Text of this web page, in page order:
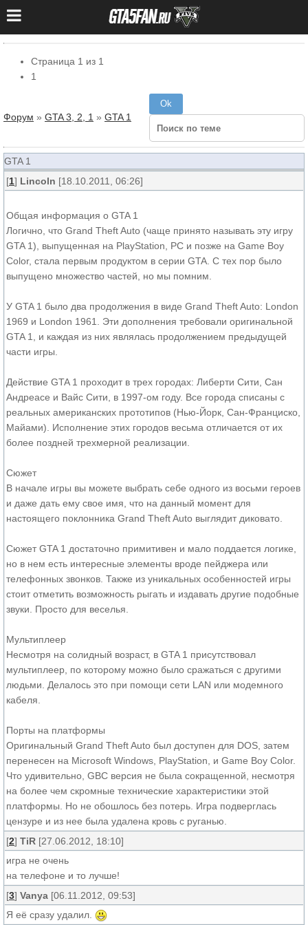
Страница 1 из 1
1
Форум » GTA 3, 2, 1 » GTA 1
GTA 1
[1] Lincoln [18.10.2011, 06:26]
Общая информация о GTA 1
Логично, что Grand Theft Auto (чаще принято называть эту игру
GTA 1), выпущенная на PlayStation, PC и позже на Game Boy
Color, стала первым продуктом в серии GTA. С тех пор было
выпущено множество частей, но мы помним.
У GTA 1 было два продолжения в виде Grand Theft Auto: London
1969 и London 1961. Эти дополнения требовали оригинальной
GTA 1, и каждая из них являлась продолжением предыдущей
части игры.
Действие GTA 1 проходит в трех городах: Либерти Сити, Сан
Андреасе и Вайс Сити, в 1997-ом году. Все города списаны с
реальных американских прототипов (Нью-Йорк, Сан-Франциско,
Майами). Исполнение этих городов весьма отличается от их
более поздней трехмерной реализации.
Сюжет
В начале игры вы можете выбрать себе одного из восьми героев
и даже дать ему свое имя, что на данный момент для
настоящего поклонника Grand Theft Auto выглядит диковато.
Сюжет GTA 1 достаточно примитивен и мало поддается логике,
но в нем есть интересные элементы вроде пейджера или
телефонных звонков. Также из уникальных особенностей игры
стоит отметить возможность рыгать и издавать другие подобные
звуки. Просто для веселья.
Мультиплеер
Несмотря на солидный возраст, в GTA 1 присутствовал
мультиплеер, по которому можно было сражаться с другими
людьми. Делалось это при помощи сети LAN или модемного
кабеля.
Порты на платформы
Оригинальный Grand Theft Auto был доступен для DOS, затем
перенесен на Microsoft Windows, PlayStation, и Game Boy Color.
Что удивительно, GBC версия не была сокращенной, несмотря
на более чем скромные технические характеристики этой
платформы. Но не обошлось без потерь. Игра подверглась
цензуре и из нее была удалена кровь с руганью.
[2] TiR [27.06.2012, 18:10]
игра не очень
на телефоне и то лучше!
[3] Vanya [06.11.2012, 09:53]
Я её сразу удалил.